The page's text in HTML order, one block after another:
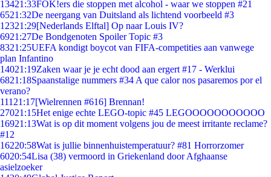
13421:33FOK!ers die stoppen met alcohol - waar we stoppen #21
6521:32De neergang van Duitsland als lichtend voorbeeld #3
12321:29[Nederlands Elftal] Op naar Louis IV?
6921:27De Bondgenoten Spoiler Topic #3
8321:25UEFA kondigt boycot van FIFA-competities aan vanwege
plan Infantino
14021:19Zaken waar je je echt dood aan ergert #17 - Werklui
6821:18Spaanstalige nummers #34 A que calor nos pasaremos por el
verano?
111 21:17[Wielrennen #616] Brennan!
27021:15Het enige echte LEGO-topic #45 LEGOOOOOOOOOOO
16921:13Wat is op dit moment volgens jou de meest irritante reclame?
#12
16220:58Wat is jullie binnenhuistemperatuur? #81 Horrorzomer
6020:54Lisa (38) vermoord in Griekenland door Afghaanse
asielzoeker